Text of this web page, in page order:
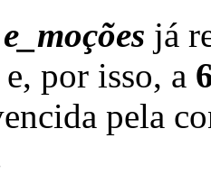
e_moções já
por isso, a
pela